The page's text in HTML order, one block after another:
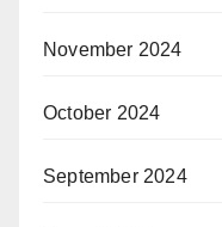
November 2024
October 2024
September 2024